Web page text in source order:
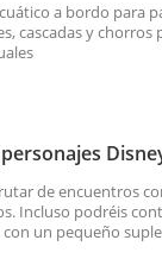
a bordo para
cascadas y chorros
de encuentros
Incluso podréis
un pequeño